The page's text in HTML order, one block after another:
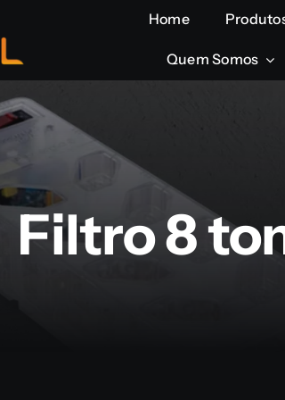
Home
Quem Somos
Home
Quem Somos
Filtro 8